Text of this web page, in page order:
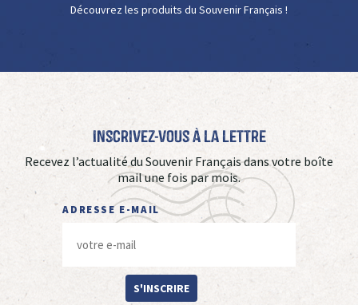
Découvrez les produits du Souvenir Français !
Inscrivez-vous à La Lettre
Recevez l’actualité du Souvenir Français dans votre boîte
mail une fois par mois.
ADRESSE E-MAIL
S'INSCRIRE